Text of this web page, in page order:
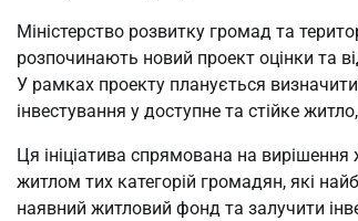
Міністерство розвитку громад та
розпочинають новий проект оцінки та
У рамках проекту планується
інвестування у доступне та стійке
Ця ініціатива спрямована на
житлом тих категорій громадян, які
наявний житловий фонд та залучити